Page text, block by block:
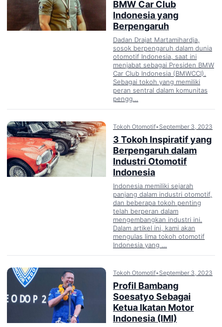
BMW Car Club
Indonesia yang
Berpengaruh
Dadan Drajat Martamihardja,
sosok berpengaruh dalam dunia
otomotif Indonesia, saat ini
menjabat sebagai Presiden BMW
Car Club Indonesia (BMWCCI).
Sebagai tokoh yang memiliki
peran sentral dalam komunitas
pengg…
Tokoh Otomotif• September 3, 2023
3 Tokoh Inspiratif yang
Berpengaruh dalam
Industri Otomotif
Indonesia
Indonesia memiliki sejarah
panjang dalam industri otomotif,
dan beberapa tokoh penting
telah berperan dalam
mengembangkan industri ini.
Dalam artikel ini, kami akan
mengulas lima tokoh otomotif
Indonesia yang …
Tokoh Otomotif• September 3, 2023
Profil Bambang
Soesatyo Sebagai
Ketua Ikatan Motor
Indonesia (IMI)